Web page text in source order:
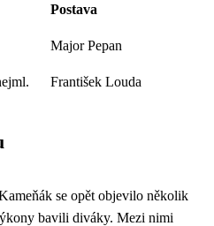
Postava
Major Pepan
František Louda
se opět objevilo několik
bavili diváky. Mezi nimi